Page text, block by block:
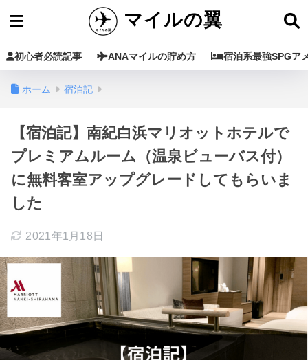
マイルの翼
初心者必読記事 ANAマイルの貯め方 宿泊系最強SPGア
ホーム 宿泊記
【宿泊記】南紀白浜マリオットホテルで
プレミアムルーム（温泉ビューバス付）
に無料客室アップグレードしてもらいま
した
2021年1月18日